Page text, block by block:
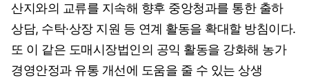
산지와의 교류를 지속해 향후 중앙청과를 통한 출하
상담, 수탁·상장 지원 등 연계 활동을 확대할 방침이다.
또 이 같은 도매시장법인의 공익 활동을 강화해 농가
경영안정과 유통 개선에 도움을 줄 수 있는 상생